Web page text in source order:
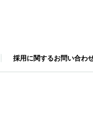
採用に関するお問い合わ